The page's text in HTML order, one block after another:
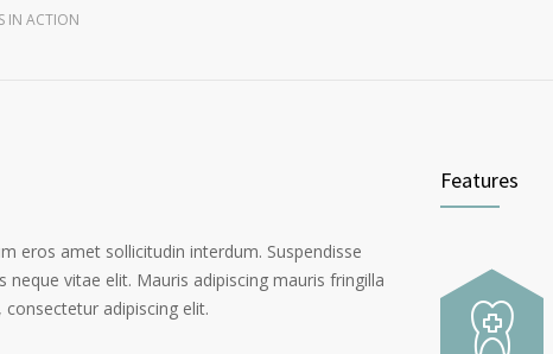
IN ACTION
eros amet sollicitudin interdum. Suspendisse
vitae elit. Mauris adipiscing mauris fringilla
adipiscing elit.
Features